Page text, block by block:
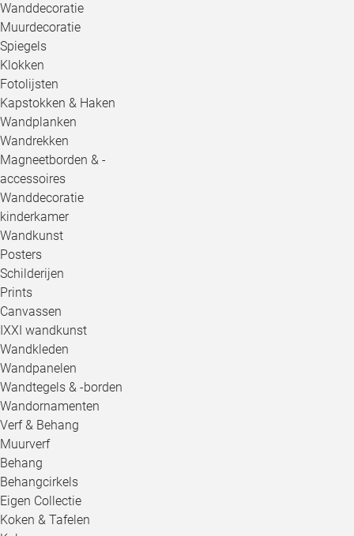
Wanddecoratie
Muurdecoratie
Spiegels
Klokken
Fotolijsten
Kapstokken & Haken
Wandplanken
Wandrekken
Magneetborden & -
accessoires
Wanddecoratie
kinderkamer
Wandkunst
Posters
Schilderijen
Prints
Canvassen
IXXI wandkunst
Wandkleden
Wandpanelen
Wandtegels & -borden
Wandornamenten
Verf & Behang
Muurverf
Behang
Behangcirkels
Eigen Collectie
Koken & Tafelen